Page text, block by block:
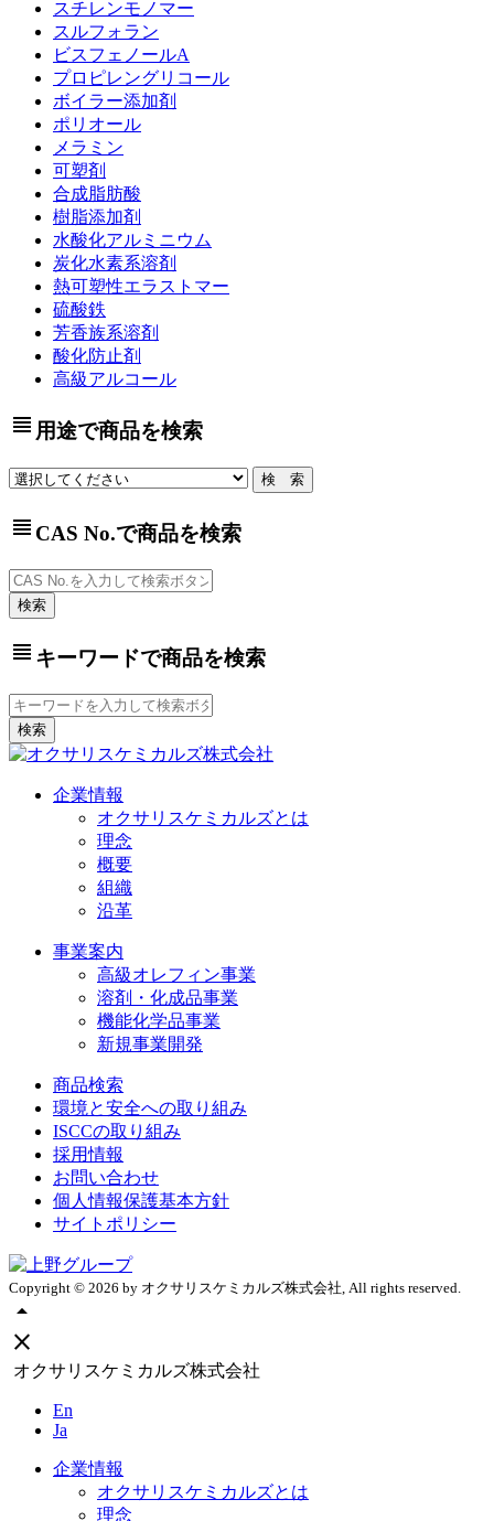
スチレンモノマー
スルフォラン
ビスフェノールA
プロピレングリコール
ボイラー添加剤
ポリオール
メラミン
可塑剤
合成脂肪酸
樹脂添加剤
水酸化アルミニウム
炭化水素系溶剤
熱可塑性エラストマー
硫酸鉄
芳香族系溶剤
酸化防止剤
高級アルコール
view_headline 用途で商品を検索
view_headline CAS No.で商品を検索
view_headline キーワードで商品を検索
企業情報
オクサリスケミカルズとは
理念
概要
組織
沿革
事業案内
高級オレフィン事業
溶剤・化成品事業
機能化学品事業
新規事業開発
商品検索
環境と安全への取り組み
ISCCの取り組み
採用情報
お問い合わせ
個人情報保護基本方針
サイトポリシー
Copyright © 2026 by オクサリスケミカルズ株式会社, All rights reserved.
arrow_drop_up
close
オクサリスケミカルズ株式会社
En
Ja
企業情報
オクサリスケミカルズとは
理念